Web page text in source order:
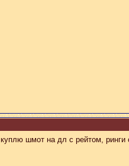
куплю шмот на дл с рейтом, ринги